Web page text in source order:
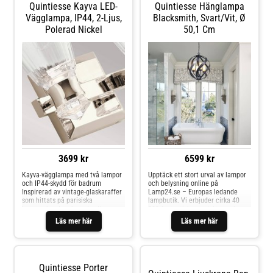
separat eller tillsammans med
hjälp av 4-vägsbrytaren som är
inbyggd i kabeln.
separat eller tillsammans med
hjälp av 4-vägsbrytaren som är
inbyggd i kabeln.
Quintiesse Kayva LED-
Vägglampa, IP44, 2-Ljus,
Polerad Nickel
3699 kr
Läs mer här
Kayva-vägglampa med två lampor
och IP44-skydd för badrum
Inspirerad av vintage-glaskaraffer
som hittats på parisiska
lampserien, som också är lämplig
för användning i badrum tack vare
sin IP44-skyddsklass. Lamporna i
kombination av smala linjer, klart,
Quintiesse Hänglampa
Blacksmith, Svart/vit, Ø
50,1 Cm
6599 kr
Läs mer här
Upptäck ett stort urval av lampor
och belysning online på
Lamp24.se – Europas ledande
lampbutik. Vi erbjuder cirka 40
expertrådgivning för att hjälpa dig
hitta din drömbelysning. Vårt
breda sortiment inkluderar
fantastiska erbjudanden. Från tak-
Quintiesse Porter